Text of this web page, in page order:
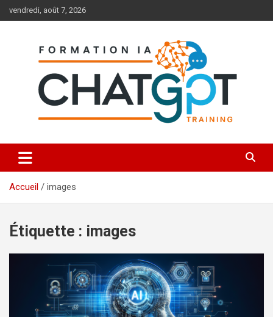
au
vendredi, août 7, 2026
Formation IA ChatGPT
Accueil images
Étiquette : images